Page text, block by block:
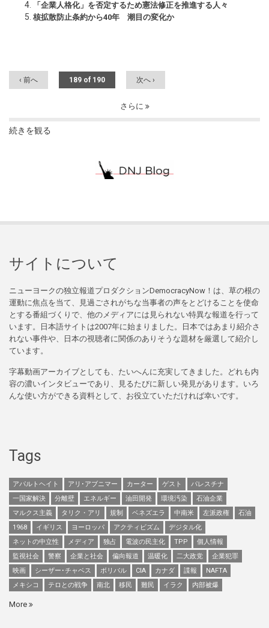
「企業人格化」を否定するため憲法修正を推進する人々
核拡散防止条約から40年 潮目の変化か
‹ 前へ 189 of 190 次へ ›
さらに
続きを観る
サイトについて
ニューヨークの独立報道プロダクションDemocracyNow！は、草の根の
運動に焦点を当て、見過ごされがちな当事者の声をとどけることを使命
とする番組づくりで、他のメディアには見られない特異な報道を行って
います。日本語サイトは2007年に始まりました。日本ではあまり紹介さ
れない事件や、日本の視聴者に関係のありそうな題材を厳選して紹介し
ています。
字幕動画アーカイブとしても、たいへんに充実してきました。どれも内
容の濃いインタビューであり、見るたびに新しい発見があります。いろ
んな使い方ができる資料として、お役立ていただければ幸いです。
Tags
アパルトヘイト アリ･アブニマー カーター ゲスト
パレスチナ
一国家解決
分離壁 エネルギー 油田開発 環境汚染
石油企業
マルクス主義
タリク・アリ 規制 ベネズエラ 中南米 左派政権
石油
1968
イギリス ヨーロッパ アクティビズム
デジタル化
ネットの中立性
メディア 独占 電波の民主化 TPP
個人情報
監視社会
警察 企業と社会 偏向報道 温暖化 二大政党
企業犯罪
映画
シーザー･チャベス ボリバル CIA カナダ 諜報
NAFTA
メキシコ
テロとの戦争 南北 移民 難民 イラク 内部被爆
More